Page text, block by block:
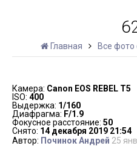
Главная Все
Камера: Canon EOS REBEL T5
ISO: 400
Выдержка: 1/160
Диафрагма: F/1.9
Фокусное расстояние: 50
Снято: 14 декабря 2019 21:54
Автор: Починок Андрей 25